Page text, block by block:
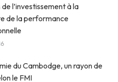
l’investissement à la
de la performance
du Cambodge, un rayon de
le FMI